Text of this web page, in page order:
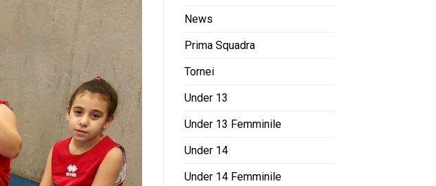
News
Prima Squadra
Tornei
Under 13
Under 13 Femminile
Under 14
Under 14 Femminile